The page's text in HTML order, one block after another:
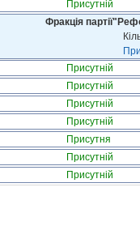
Присутній
Фракція
Присутній
Присутній
Присутній
Присутній
Присутня
Присутній
Присутній